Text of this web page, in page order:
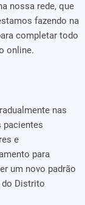
nossa rede, que
fazendo na
completar todo
online.
nas
pacientes
e
para
um novo padrão
Distrito